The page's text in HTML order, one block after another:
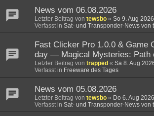
News vom 06.08.2026
Letzter Beitrag von tewsbo « So 9. Aug
Verfasst in Sat- und Transponder-News von
Fast Clicker Pro 1.0.0 & Game
day — Magical Mysteries: Path
Letzter Beitrag von trapped « Sa 8. Aug
Verfasst in Freeware des Tages
News vom 05.08.2026
Letzter Beitrag von tewsbo « Do 6. Aug
Verfasst in Sat- und Transponder-News von